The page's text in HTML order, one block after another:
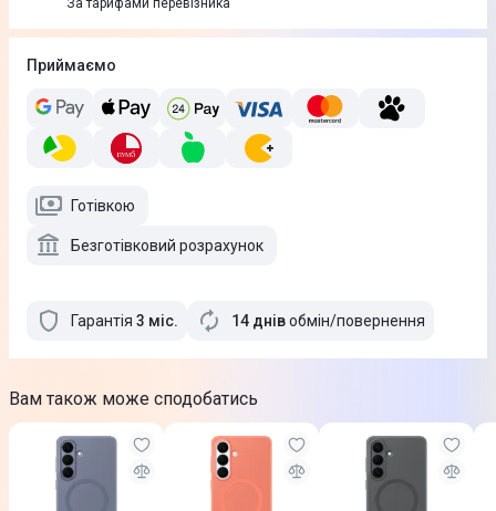
За тарифами перевізника
Приймаємо
Готівкою
Безготівковий розрахунок
Гарантія 3 міс. 14 днівобмін/повернення
Вам також може сподобатись